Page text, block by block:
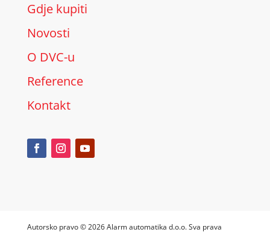
Gdje kupiti
Novosti
O DVC-u
Reference
Kontakt
Autorsko pravo © 2026 Alarm automatika d.o.o. Sva prava